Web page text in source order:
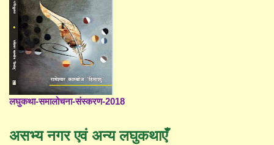
लघुकथा-समालोचना-संस्करण-2018
असभ्य नगर एवं अन्य लघुकथाएँ